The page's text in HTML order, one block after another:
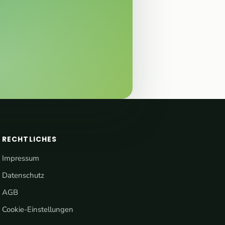
RECHTLICHES
Impressum
Datenschutz
AGB
Cookie-Einstellungen